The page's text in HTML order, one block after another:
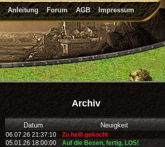
Anleitung Forum AGB Impressum
Archiv
Datum Neuigkeit
06.07.26 21:37:10
Zu heiß gekocht
05.01.26 18:00:00
Auf die Besen, fertig, LOS!